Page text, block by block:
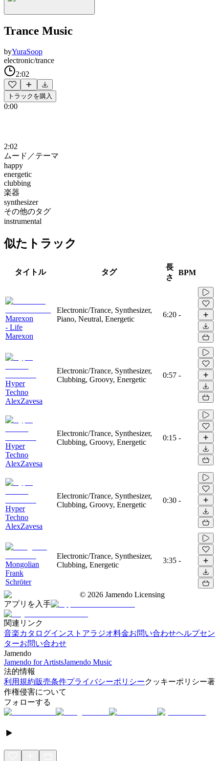
Trance Music
byYuraSoop
electronic/trance
2:02
トラックを購入
0:00
2:02
ムード／テーマ
happy
energetic
clubbing
楽器
synthesizer
その他のタグ
instrumental
似たトラック
タイトル タグ
長
さ
BPM
Marexon
- Life
Marexon
Electronic/Trance, Synthesizer,
Piano, Neutral, Energetic
6:20 -
Hyper
Techno
AlexZavesa
Electronic/Trance, Synthesizer,
Clubbing, Groovy, Energetic
0:57 -
Hyper
Techno
AlexZavesa
Electronic/Trance, Synthesizer,
Clubbing, Groovy, Energetic
0:15 -
Hyper
Techno
AlexZavesa
Electronic/Trance, Synthesizer,
Clubbing, Groovy, Energetic
0:30 -
Mongolian
Frank
Schröter
Electronic/Trance, Synthesizer,
Clubbing, Energetic
3:35 -
© 2026 Jamendo Licensing
アプリを入手
関連リンク
音楽カタログインストアラジオ料金お問い合わせヘルプセン
ターお問い合わせ
Jamendo
Jamendo for ArtistsJamendo Music
法的情報
利用規約販売条件プライバシーポリシークッキーポリシー著
作権侵害について
フォローする